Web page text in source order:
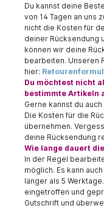
Du kannst deine
von 14 Tagen an uns
nicht die Kosten für
deiner Rücksendung
können wir deine
bearbeiten. Unseren
hier:
Du möchtest nicht
bestimmte Artikeln
Gerne kannst du
Die Kosten für die
übernehmen.
deine Rücksendung
Wie lange dauert
In der Regel
möglich. Es kann
länger als 5
eingetroffen und
Gutschrift und